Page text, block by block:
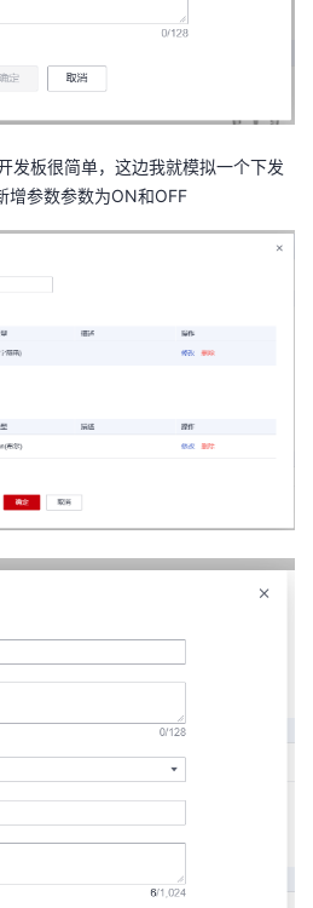
发板很简单，这边我就模拟一个下发
增参数参数为ON和OFF